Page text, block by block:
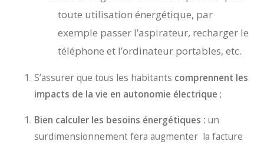
toute utilisation énergétique, par
exemple passer l’aspirateur, recharger le
téléphone et l’ordinateur portables, etc.
S’assurer que tous les habitants comprennent les
impacts de la vie en autonomie électrique ;
Bien calculer les besoins énergétiques : un
surdimensionnement fera augmenter la facture